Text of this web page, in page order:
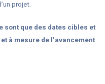
projet.
sont que des dates cibles et
à mesure de l’avancement